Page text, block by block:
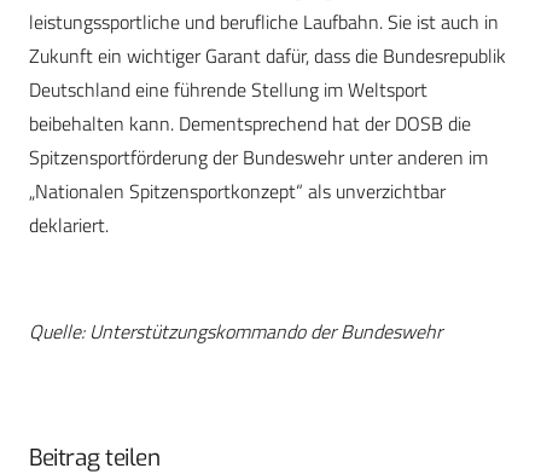
leistungssportliche und berufliche Laufbahn. Sie ist auch in
Zukunft ein wichtiger Garant dafür, dass die Bundesrepublik
Deutschland eine führende Stellung im Weltsport
beibehalten kann. Dementsprechend hat der DOSB die
Spitzensportförderung der Bundeswehr unter anderen im
„Nationalen Spitzensportkonzept“ als unverzichtbar
deklariert.
Quelle: Unterstützungskommando der Bundeswehr
Beitrag teilen